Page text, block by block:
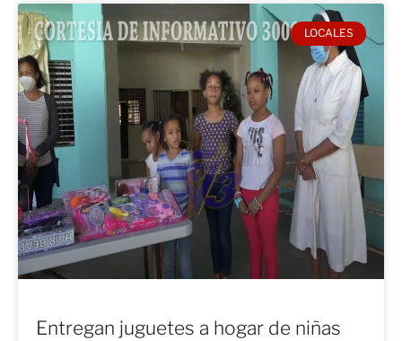
LOCALES
Entregan juguetes a hogar de niñas